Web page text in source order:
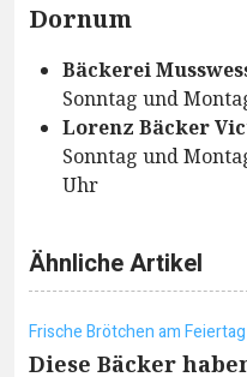
Dornum
Bäckerei
Sonntag und
Lorenz Bäcker
Sonntag und
Uhr
Ähnliche Artikel
Frische Brötchen am Feiertag
Diese Bäcker